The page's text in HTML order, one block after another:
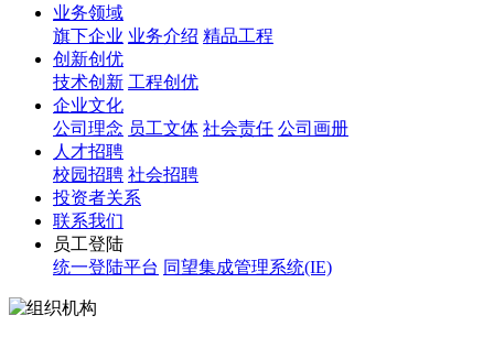
业务领域
旗下企业 业务介绍 精品工程
创新创优
技术创新 工程创优
企业文化
公司理念 员工文体 社会责任 公司画册
人才招聘
校园招聘 社会招聘
投资者关系
联系我们
员工登陆
统一登陆平台 同望集成管理系统(IE)